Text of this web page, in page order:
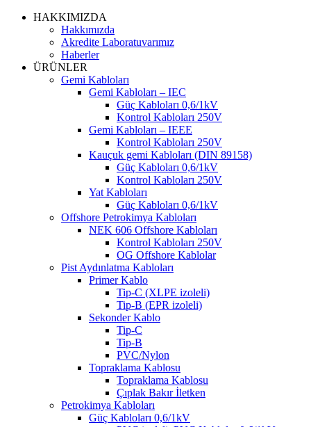
HAKKIMIZDA
Hakkımızda
Akredite Laboratuvarımız
Haberler
ÜRÜNLER
Gemi Kabloları
Gemi Kabloları – IEC
Güç Kabloları 0,6/1kV
Kontrol Kabloları 250V
Gemi Kabloları – IEEE
Kontrol Kabloları 250V
Kauçuk gemi Kabloları (DIN 89158)
Güç Kabloları 0,6/1kV
Kontrol Kabloları 250V
Yat Kabloları
Güç Kabloları 0,6/1kV
Offshore Petrokimya Kabloları
NEK 606 Offshore Kabloları
Kontrol Kabloları 250V
OG Offshore Kablolar
Pist Aydınlatma Kabloları
Primer Kablo
Tip-C (XLPE izoleli)
Tip-B (EPR izoleli)
Sekonder Kablo
Tip-C
Tip-B
PVC/Nylon
Topraklama Kablosu
Topraklama Kablosu
Çıplak Bakır İletken
Petrokimya Kabloları
Güç Kabloları 0,6/1kV